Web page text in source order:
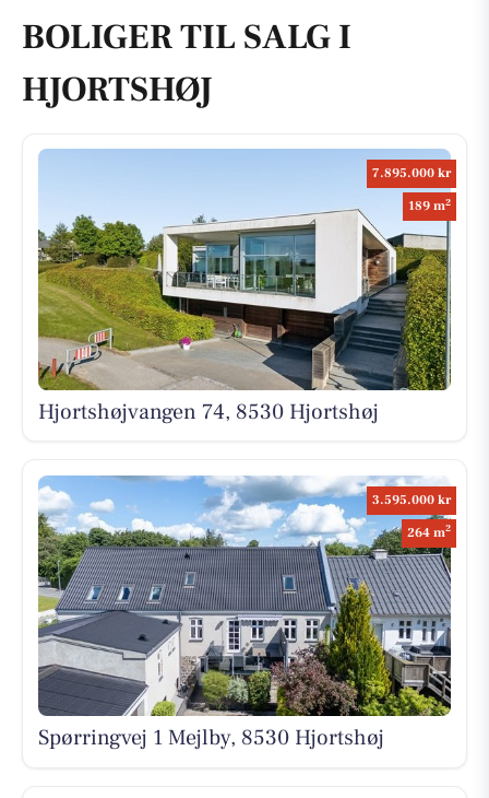
BOLIGER TIL SALG I
HJORTSHØJ
7.895.000 kr
189 m2
Hjortshøjvangen 74, 8530 Hjortshøj
3.595.000 kr
264 m2
Spørringvej 1 Mejlby, 8530 Hjortshøj